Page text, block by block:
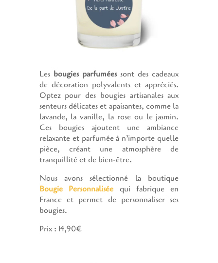
Les bougies parfuméessont des cadeaux
de décoration polyvalents et appréciés.
Optez pour des bougies artisanales aux
senteurs délicates et apaisantes, comme la
lavande, la vanille, la rose ou le jasmin.
Ces bougies ajoutent une ambiance
relaxante et parfumée à n’importe quelle
pièce, créant une atmosphère de
tranquillité et de bien-être.
Nous avons sélectionné la boutique
Bougie Personnalisée qui fabrique en
France et permet de personnaliser ses
bougies.
Prix : 14,90€